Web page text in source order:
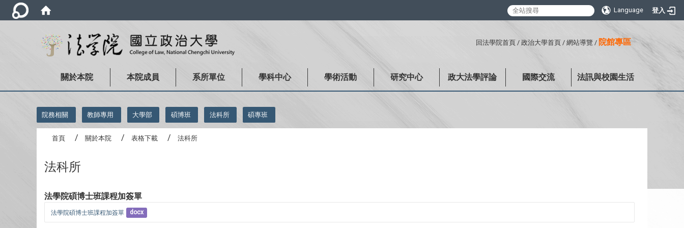
Language 登入
回法學院首頁 / 政治大學首頁 / 網站導覽 / 院館專區
關於本院 本院成員 系所單位 學科中心 學術活動 研究中心 政大法學評論 國際交流 法訊與校園生活
院務相關 教師專用 大學部 碩博班 法科所 碩專班
首頁 關於本院 表格下載 法科所
法科所
法學院碩博士班課程加簽單
法學院碩博士班課程加簽單 docx